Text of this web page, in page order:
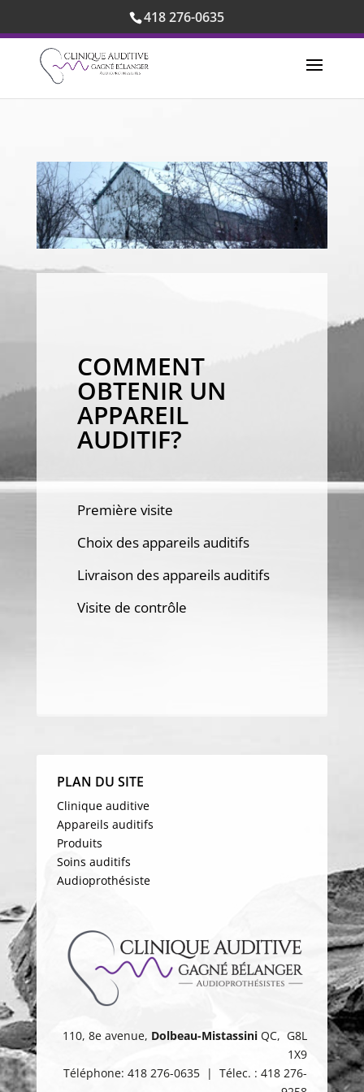
418 276-0635
COMMENT
OBTENIR UN
APPAREIL
AUDITIF?
Première visite
Choix des appareils auditifs
Livraison des appareils auditifs
Visite de contrôle
PLAN DU SITE
Clinique auditive
Appareils auditifs
Produits
Soins auditifs
Audioprothésiste
110, 8e avenue, Dolbeau-Mistassini QC, G8L
1X9
Téléphone: 418 276-0635 | Télec. : 418 276-